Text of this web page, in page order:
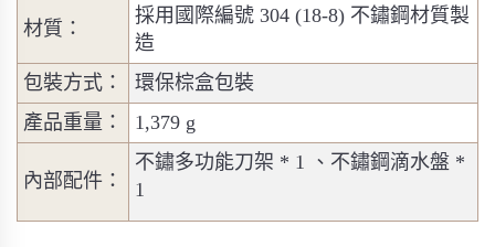
材質：
採用國際編號 304 (18-8) 不鏽鋼材質製
造
包裝方式：
環保棕盒包裝
產品重量：
1,379 g
內部配件：
不鏽多功能刀架 * 1 、不鏽鋼滴水盤 *
1